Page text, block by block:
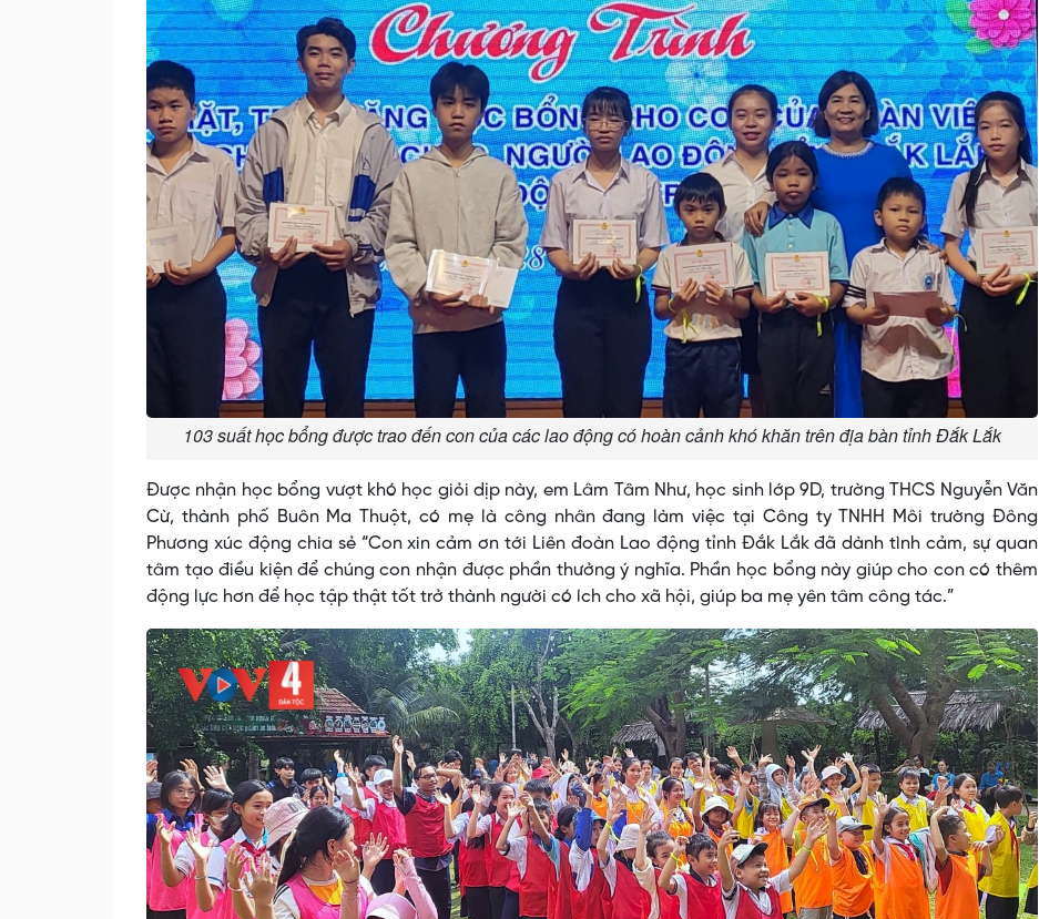
103 suất học bổng được trao đến con của các lao động có hoàn cảnh khó khăn trên địa bàn tỉnh Đắk Lắk
Được nhận học bổng vượt khó học giỏi dịp này, em Lâm Tâm Như, học sinh lớp 9D, trường THCS Nguyễn Văn
Cừ, thành phố Buôn Ma Thuột, có mẹ là công nhân đang làm việc tại Công ty TNHH Môi trường Đông
Phương xúc động chia sẻ “Con xin cảm ơn tới Liên đoàn Lao động tỉnh Đắk Lắk đã dành tình cảm, sự quan
tâm tạo điều kiện để chúng con nhận được phần thưởng ý nghĩa. Phần học bổng này giúp cho con có thêm
động lực hơn để học tập thật tốt trở thành người có ích cho xã hội, giúp ba mẹ yên tâm công tác.”